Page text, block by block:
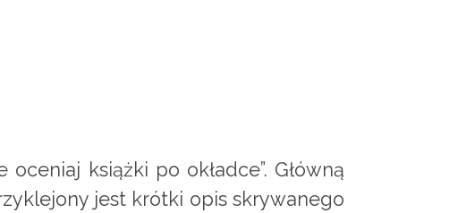
książki po okładce”. Główną
jest krótki opis skrywanego